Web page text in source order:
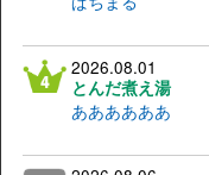
2026.08.01
とんだ煮え湯
ああああああ